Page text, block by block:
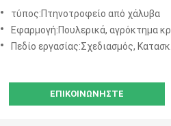
χάλυβα δομή κοτόπουλο
τύπος:Πτηνοτροφείο από χάλυβα
Εφαρμογή:Πουλερικά, αγρόκτημα κρεατοπαραγωγής, αγρόκτημα στρώματος
Πεδίο εργασίας:Σχεδιασμός, Κατασκευή, Εγκατάσταση
ΕΠΙΚΟΙΝΩΝΉΣΤΕ